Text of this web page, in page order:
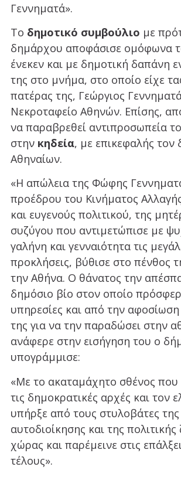
Γεννηματά».
Το δημοτικό συμβούλιο με
δημάρχου αποφάσισε ομόφωνα
ένεκεν και με δημοτική δαπάνη
της στο μνήμα, στο οποίο είχε
πατέρας της, Γεώργιος
Νεκροταφείο Αθηνών. Επίσης,
να παραβρεθεί αντιπροσωπεία
στην κηδεία, με επικεφαλής τον
Αθηναίων.
«Η απώλεια της Φώφης
προέδρου του Κινήματος
και ευγενούς πολιτικού, της
συζύγου που αντιμετώπισε με
γαλήνη και γενναιότητα τις
προκλήσεις, βύθισε στο πένθος
την Αθήνα. Ο θάνατος την
δημόσιο βίο στον οποίο
υπηρεσίες και από την
της για να την παραδώσει στην
ανάφερε στην εισήγηση του ο
υπογράμμισε:
«Με το ακαταμάχητο σθένος
τις δημοκρατικές αρχές και τον
υπήρξε από τους στυλοβάτες της
αυτοδιοίκησης και της
χώρας και παρέμεινε στις
τέλους».